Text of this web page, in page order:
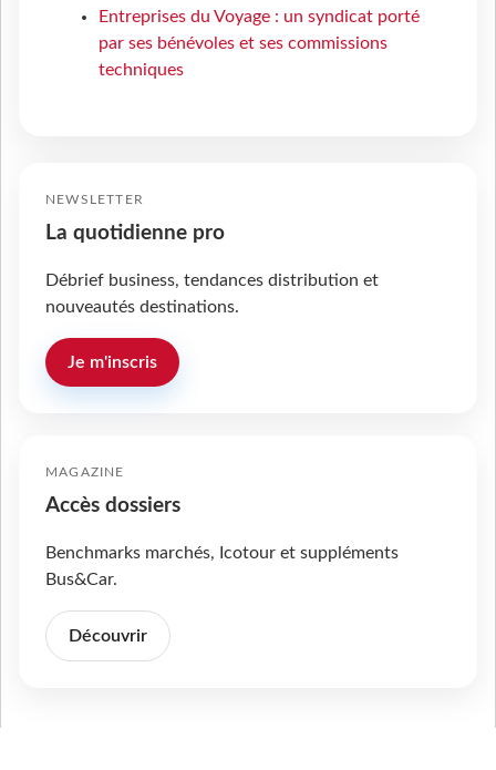
Entreprises du Voyage : un syndicat porté
par ses bénévoles et ses commissions
techniques
NEWSLETTER
La quotidienne pro
Débrief business, tendances distribution et
nouveautés destinations.
Je m'inscris
MAGAZINE
Accès dossiers
Benchmarks marchés, Icotour et suppléments
Bus&Car.
Découvrir